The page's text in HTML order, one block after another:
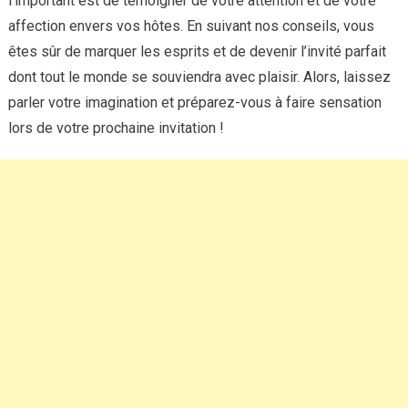
affection envers vos hôtes. En suivant nos conseils, vous
êtes sûr de marquer les esprits et de devenir l’invité parfait
dont tout le monde se souviendra avec plaisir. Alors, laissez
parler votre imagination et préparez-vous à faire sensation
lors de votre prochaine invitation !